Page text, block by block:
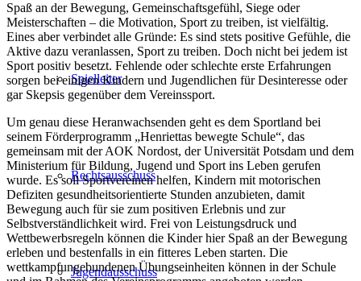
Spielleiter
Rechtsausschuss
Jugendausschuss
Spaß an der Bewegung, Gemeinschaftsgefühl, Siege oder
Meisterschaften – die Motivation, Sport zu treiben, ist vielfältig.
Eines aber verbindet alle Gründe: Es sind stets positive Gefühle, die
Aktive dazu veranlassen, Sport zu treiben. Doch nicht bei jedem ist
Sport positiv besetzt. Fehlende oder schlechte erste Erfahrungen
sorgen bei einigen Kindern und Jugendlichen für Desinteresse oder
gar Skepsis gegenüber dem Vereinssport.
Um genau diese Heranwachsenden geht es dem Sportland bei
seinem Förderprogramm „Henriettas bewegte Schule“, das
gemeinsam mit der AOK Nordost, der Universität Potsdam und dem
Ministerium für Bildung, Jugend und Sport ins Leben gerufen
wurde. Es soll Sportvereinen helfen, Kindern mit motorischen
Defiziten gesundheitsorientierte Stunden anzubieten, damit
Bewegung auch für sie zum positiven Erlebnis und zur
Selbstverständlichkeit wird. Frei von Leistungsdruck und
Wettbewerbsregeln können die Kinder hier Spaß an der Bewegung
erleben und bestenfalls in ein fitteres Leben starten. Die
wettkampfungebundenen Übungseinheiten können in der Schule